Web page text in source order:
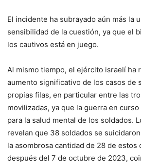
El incidente ha subrayado aún más la
sensibilidad de la cuestión, ya que el
los cautivos está en juego.
Al mismo tiempo, el ejército israelí ha
aumento significativo de los casos de
propias filas, en particular entre las
movilizadas, ya que la guerra en
para la salud mental de los soldados.
revelan que 38 soldados se
la asombrosa cantidad de 28 de estos
después del 7 de octubre de 2023,